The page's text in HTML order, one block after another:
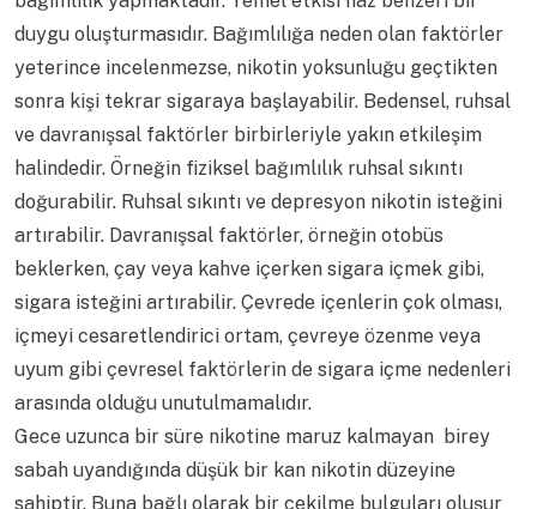
duygu oluşturmasıdır. Bağımlılığa neden olan faktörler
yeterince incelenmezse, nikotin yoksunluğu geçtikten
sonra kişi tekrar sigaraya başlayabilir. Bedensel, ruhsal
ve davranışsal faktörler birbirleriyle yakın etkileşim
halindedir. Örneğin fiziksel bağımlılık ruhsal sıkıntı
doğurabilir. Ruhsal sıkıntı ve depresyon nikotin isteğini
artırabilir. Davranışsal faktörler, örneğin otobüs
beklerken, çay veya kahve içerken sigara içmek gibi,
sigara isteğini artırabilir. Çevrede içenlerin çok olması,
içmeyi cesaretlendirici ortam, çevreye özenme veya
uyum gibi çevresel faktörlerin de sigara içme nedenleri
arasında olduğu unutulmamalıdır.
Gece uzunca bir süre nikotine maruz kalmayan birey
sabah uyandığında düşük bir kan nikotin düzeyine
sahiptir. Buna bağlı olarak bir çekilme bulguları oluşur